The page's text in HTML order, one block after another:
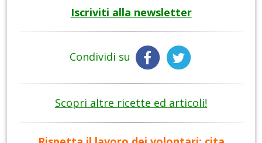
Iscriviti alla newsletter
Condividi su
Scopri altre ricette ed articoli!